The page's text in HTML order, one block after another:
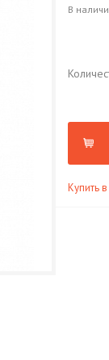
В
Купить